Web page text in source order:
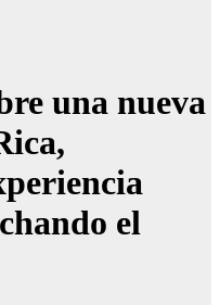
una nueva
el